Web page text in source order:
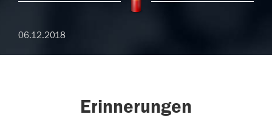
06.12.2018
Erinnerungen